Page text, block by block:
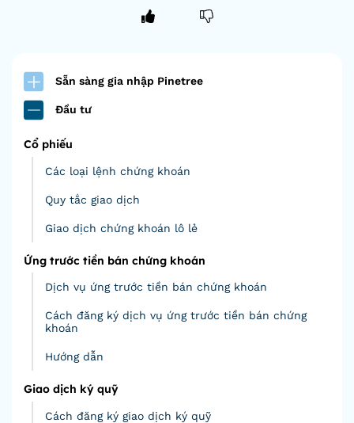
Sẵn sàng gia nhập Pinetree
Đầu tư
Cổ phiếu
Các loại lệnh chứng khoán
Quy tắc giao dịch
Giao dịch chứng khoán lô lẻ
Ứng trước tiền bán chứng khoán
Dịch vụ ứng trước tiền bán chứng khoán
Cách đăng ký dịch vụ ứng trước tiền bán chứng
khoán
Hướng dẫn
Giao dịch ký quỹ
Cách đăng ký giao dịch ký quỹ